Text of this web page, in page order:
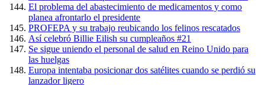
El problema del abastecimiento de medicamentos y como
planea afrontarlo el presidente
PROFEPA y su trabajo reubicando los felinos rescatados
Así celebró Billie Eilish su cumpleaños #21
Se sigue uniendo el personal de salud en Reino Unido para
las huelgas
Europa intentaba posicionar dos satélites cuando se perdió su
lanzador ligero